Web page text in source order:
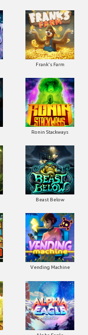
Frank's Farm
Ronin Stackways
Beast Below
Vending Machine